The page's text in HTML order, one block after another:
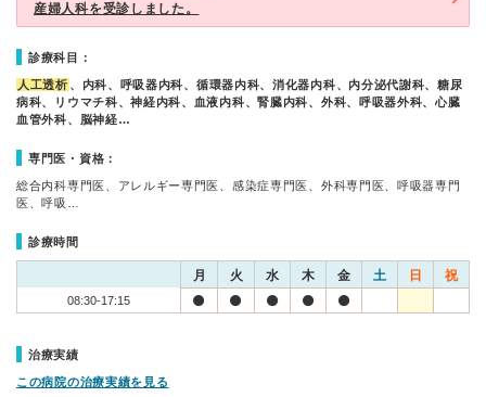
産婦人科を受診しました。
診療科目：
人工透析 、内科、呼吸器内科、循環器内科、消化器内科、内分泌代謝科、糖尿
病科、リウマチ科、神経内科、血液内科、腎臓内科、外科、呼吸器外科、心臓
血管外科、脳神経…
専門医・資格：
総合内科専門医、アレルギー専門医、感染症専門医、外科専門医、呼吸器専門
医、呼吸…
診療時間
月 火 水 木 金 土 日 祝
08:30-17:15
治療実績
この病院の治療実績を見る